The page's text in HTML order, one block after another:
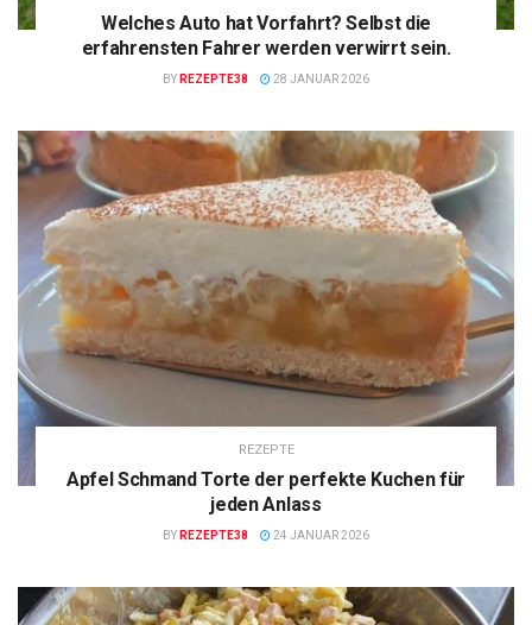
Welches Auto hat Vorfahrt? Selbst die
erfahrensten Fahrer werden verwirrt sein.
BY REZEPTE38 28 JANUAR 2026
REZEPTE
Apfel Schmand Torte der perfekte Kuchen für
jeden Anlass
BY REZEPTE38 24 JANUAR 2026